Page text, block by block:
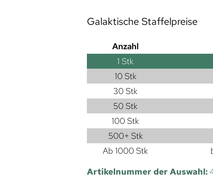
Galaktische Staffelpreise
Anzahl
1 Stk
10 Stk
30 Stk
50 Stk
100 Stk
500+ Stk
Ab 1000 Stk
Artikelnummer der Auswahl: